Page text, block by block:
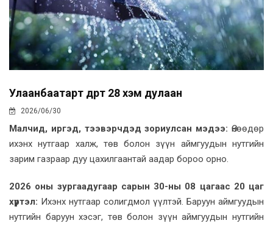
Улаанбаатарт өдөртөө 28 хэм дулаан
2026/06/30
Малчид, иргэд, тээвэрчдэд зориулсан мэдээ: Өнөөдөр
ихэнх нутгаар халж, төв болон зүүн аймгуудын нутгийн
зарим газраар дуу цахилгаантай аадар бороо орно.
2026 оны зургаадугаар сарын 30-ны 08 цагаас 20 цаг
хүртэл: Ихэнх нутгаар солигдмол үүлтэй. Баруун аймгуудын
нутгийн баруун хэсэг, төв болон зүүн аймгуудын нутгийн